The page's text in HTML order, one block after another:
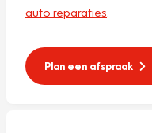
auto reparaties
Plan een afspraak